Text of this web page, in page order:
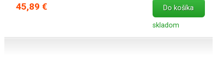
45,89 € Do košíka
skladom